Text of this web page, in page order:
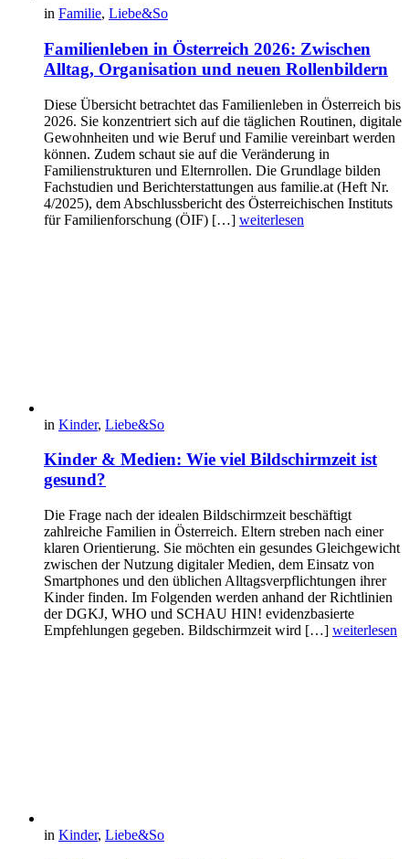
in Familie, Liebe&So
Familienleben in Österreich 2026: Zwischen
Alltag, Organisation und neuen Rollenbildern
Diese Übersicht betrachtet das Familienleben in Österreich bis
2026. Sie konzentriert sich auf die täglichen Routinen, digitale
Gewohnheiten und wie Beruf und Familie vereinbart werden
können. Zudem schaut sie auf die Veränderung in
Familienstrukturen und Elternrollen. Die Grundlage bilden
Fachstudien und Berichterstattungen aus familie.at (Heft Nr.
4/2025), dem Abschlussbericht des Österreichischen Instituts
für Familienforschung (ÖIF) […] weiterlesen
in Kinder, Liebe&So
Kinder & Medien: Wie viel Bildschirmzeit ist
gesund?
Die Frage nach der idealen Bildschirmzeit beschäftigt
zahlreiche Familien in Österreich. Eltern streben nach einer
klaren Orientierung. Sie möchten ein gesundes Gleichgewicht
zwischen der Nutzung digitaler Medien, dem Einsatz von
Smartphones und den üblichen Alltagsverpflichtungen ihrer
Kinder finden. Im Folgenden werden anhand der Richtlinien
der DGKJ, WHO und SCHAU HIN! evidenzbasierte
Empfehlungen gegeben. Bildschirmzeit wird […] weiterlesen
in Kinder, Liebe&So